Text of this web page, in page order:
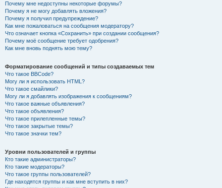
Почему мне недоступны некоторые форумы?
Почему я не могу добавлять вложения?
Почему я получил предупреждение?
Как мне пожаловаться на сообщения модератору?
Что означает кнопка «Сохранить» при создании сообщения?
Почему моё сообщение требует одобрения?
Как мне вновь поднять мою тему?
Форматирование сообщений и типы создаваемых тем
Что такое BBCode?
Могу ли я использовать HTML?
Что такое смайлики?
Могу ли я добавлять изображения к сообщениям?
Что такое важные объявления?
Что такое объявления?
Что такое прилепленные темы?
Что такое закрытые темы?
Что такое значки тем?
Уровни пользователей и группы
Кто такие администраторы?
Кто такие модераторы?
Что такое группы пользователей?
Где находятся группы и как мне вступить в них?